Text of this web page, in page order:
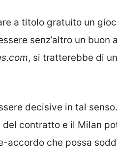
a titolo gratuito un
senz’altro un buon
, si tratterebbe di
decisive in tal
contratto e il Milan
accordo che possa